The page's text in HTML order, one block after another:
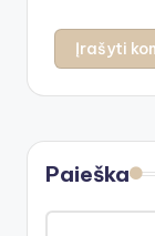
Paieška